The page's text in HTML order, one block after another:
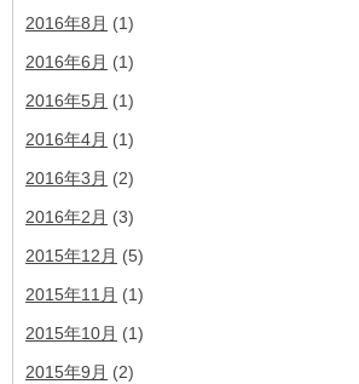
2016年8月 (1)
2016年6月 (1)
2016年5月 (1)
2016年4月 (1)
2016年3月 (2)
2016年2月 (3)
2015年12月 (5)
2015年11月 (1)
2015年10月 (1)
2015年9月 (2)